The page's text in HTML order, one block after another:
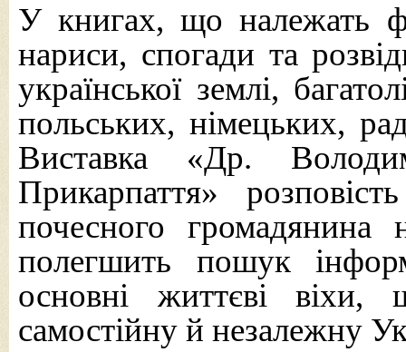
У книгах, що належать
нариси, спогади та
української землі,
польських, німецьких,
Виставка «Др.
Прикарпаття»
почесного
полегшить пошук
основні життєві віхи,
самостійну й незалежну